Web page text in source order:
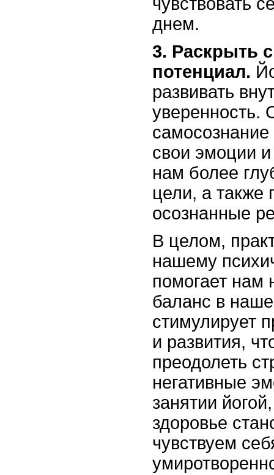
днем.
3. Раскрыть
потенциал.
развивать
уверенность.
самосознание
свои эмоции
нам более
цели, а также
осознанные
В целом,
нашему
помогает нам
баланс в
стимулирует
и развития,
преодолеть
негативные
занятии
здоровье
чувствуем